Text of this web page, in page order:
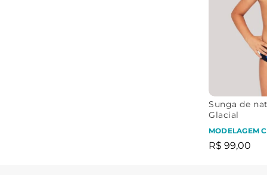
Sunga de
Glacial
MODELAGEM
R$ 99,00